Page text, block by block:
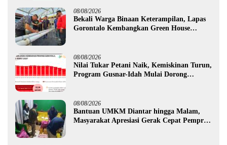
08/08/2026
Bekali Warga Binaan Keterampilan, Lapas
Gorontalo Kembangkan Green House
08/08/2026
Nilai Tukar Petani Naik, Kemiskinan Turun,
Program Gusnar-Idah Mulai Dorong
08/08/2026
Bantuan UMKM Diantar hingga Malam,
Masyarakat Apresiasi Gerak Cepat Pemprov